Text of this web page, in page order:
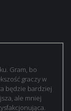
Gram, bo
graczy w
będzie bardziej
ale mniej